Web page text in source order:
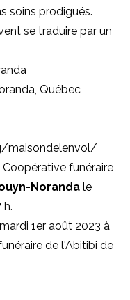
soins prodigués.
se traduire par un
Québec
maisondelenvol/
funéraire
Noranda le
h.
1er août 2023 à
de l'Abitibi de